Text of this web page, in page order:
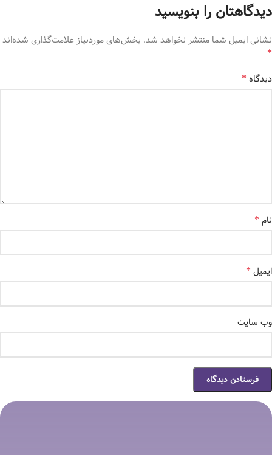
دیدگاهتان را بنویسید
نشانی ایمیل شما منتشر نخواهد شد. بخش‌های موردنیاز علامت‌گذاری شده‌اند
*
دیدگاه *
نام *
ایمیل *
وب‌ سایت